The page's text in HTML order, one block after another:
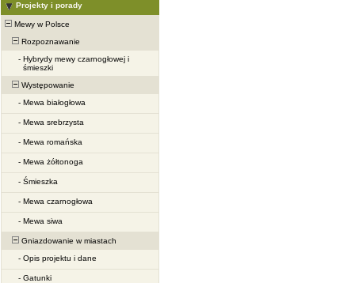
Projekty i porady
Mewy w Polsce
Rozpoznawanie
- Hybrydy mewy czarnogłowej i
śmieszki
Występowanie
- Mewa białogłowa
- Mewa srebrzysta
- Mewa romańska
- Mewa żółtonoga
- Śmieszka
- Mewa czarnogłowa
- Mewa siwa
Gniazdowanie w miastach
- Opis projektu i dane
- Gatunki